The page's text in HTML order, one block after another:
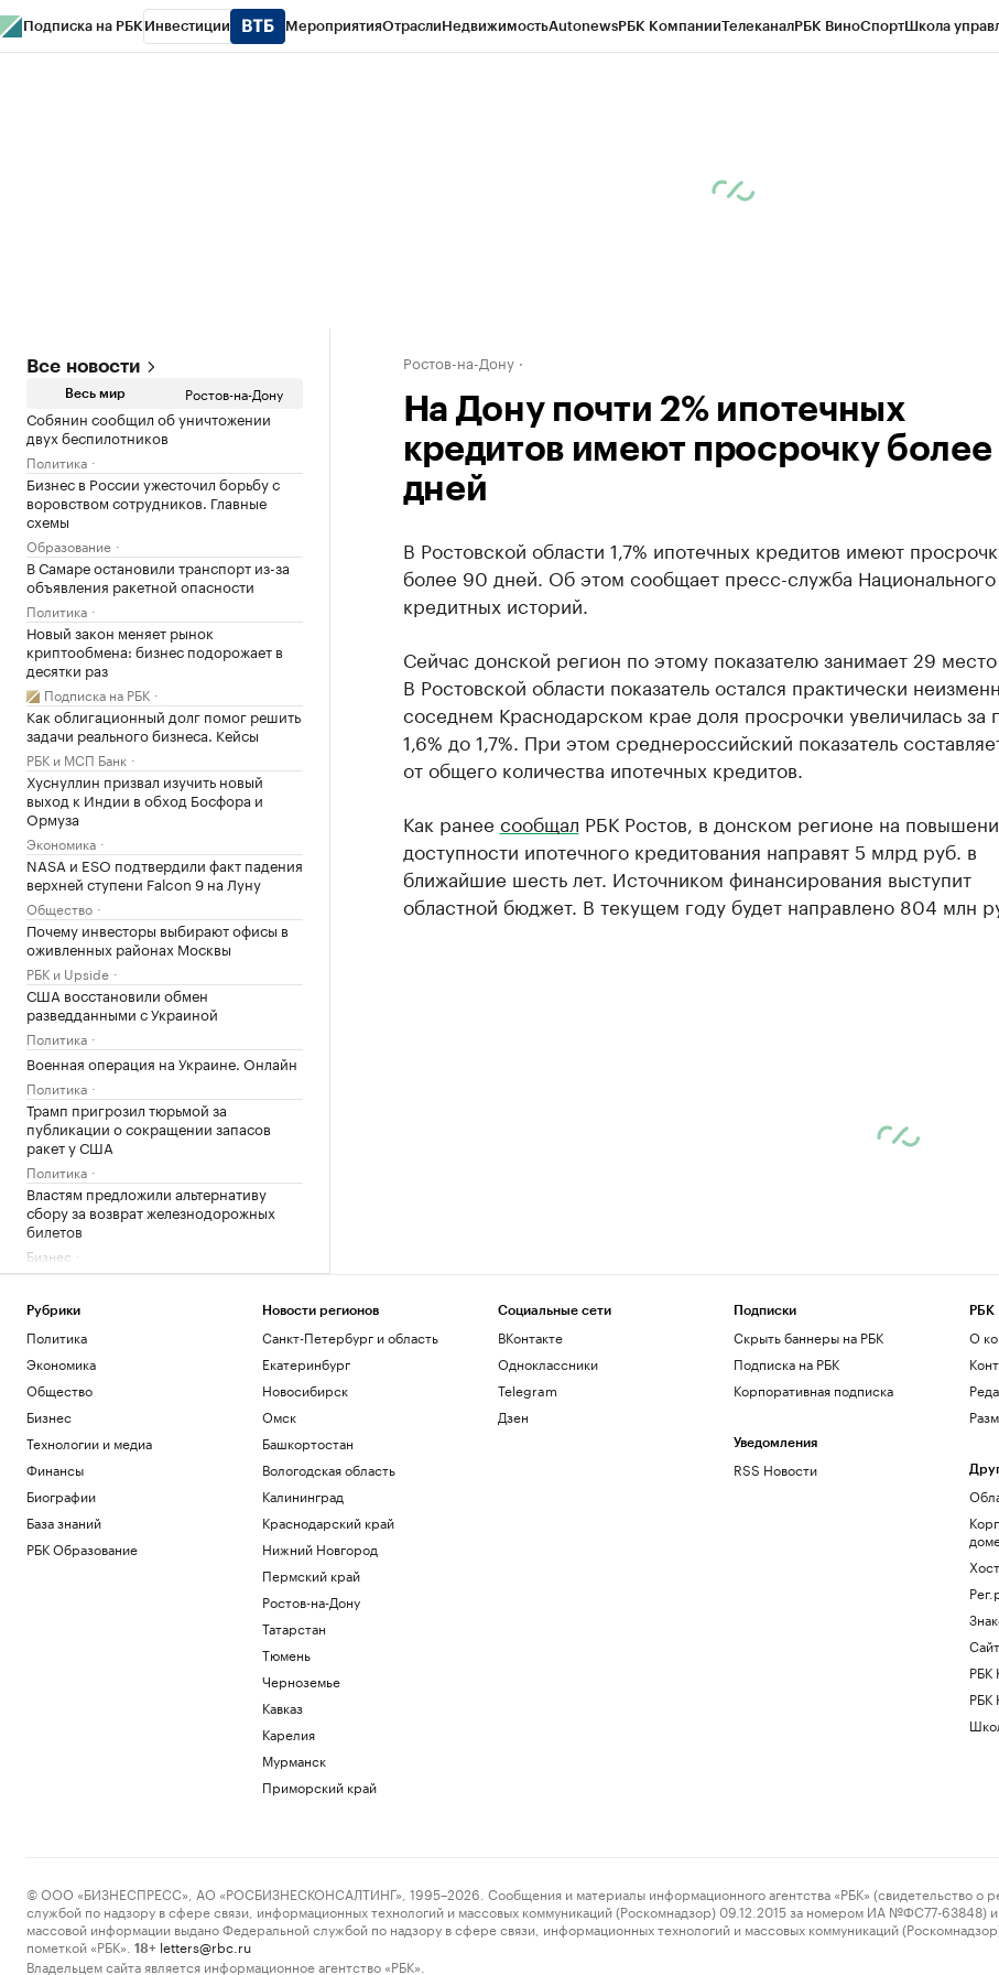
Подписка на РБК Инвестиции МероприятияОтраслиНедвижимостьAutonewsРБК КомпанииТелеканалРБК ВиноСпортШкола
Все новости
Весь мир Ростов-на-Дону
Собянин сообщил об уничтожении
двух беспилотников
Политика
Бизнес в России ужесточил борьбу с
воровством сотрудников. Главные
схемы
Образование
В Самаре остановили транспорт из-за
объявления ракетной опасности
Политика
Новый закон меняет рынок
криптообмена: бизнес подорожает в
десятки раз
Подписка на РБК
Как облигационный долг помог решить
задачи реального бизнеса. Кейсы
РБК и МСП Банк
Хуснуллин призвал изучить новый
выход к Индии в обход Босфора и
Ормуза
Экономика
NASA и ESO подтвердили факт падения
верхней ступени Falcon 9 на Луну
Общество
Почему инвесторы выбирают офисы в
оживленных районах Москвы
РБК и Upside
США восстановили обмен
разведданными с Украиной
Политика
Военная операция на Украине. Онлайн
Политика
Трамп пригрозил тюрьмой за
публикации о сокращении запасов
ракет у США
Политика
Властям предложили альтернативу
сбору за возврат железнодорожных
билетов
Бизнес
Гастрогид по Центральной России:
РБК и РСХБ
Как микробизнесу принимать оплату от
зарубежных заказчиков в 2026-м
Подписка на РБК
об «открытии» в работе с CEO
РАДИО
Бизнес
В России разработали национальный
стандарт для синтетических данных
Подписка на РБК
Причиной авиакатастрофы в США
стало испытание военными глушителя
регионами РФ уничтожили 605 БПЛА
Аналитики оценили рост спроса на
ипотеку на разные квартиры в Москве
Эксперты назвали кражу биткоина
Ростов-на-Дону
На Дону почти 2% ипотечных
кредитов имеют просрочку
дней
В Ростовской области 1,7% ипотечных кредитов имеют
более 90 дней. Об этом сообщает пресс-служба
кредитных историй.
Сейчас донской регион по этому показателю занимает 29
В Ростовской области показатель остался практически
соседнем Краснодарском крае доля просрочки увеличилась за
1,6% до 1,7%. При этом среднероссийский показатель
от общего количества ипотечных кредитов.
Как ранее сообщал РБК Ростов, в донском регионе на
доступности ипотечного кредитования направят 5 млрд руб. в
ближайшие шесть лет. Источником финансирования выступит
областной бюджет. В текущем году будет направлено 804 млн
Рубрики
Политика
Экономика
Общество
Бизнес
Технологии и медиа
Финансы
Биографии
База знаний
РБК Образование
Новости регионов
Санкт-Петербург и область
Екатеринбург
Новосибирск
Омск
Башкортостан
Вологодская область
Калининград
Краснодарский край
Нижний Новгород
Пермский край
Ростов-на-Дону
Татарстан
Тюмень
Черноземье
Кавказ
Карелия
Мурманск
Приморский край
Социальные сети
ВКонтакте
Одноклассники
Telegram
Дзен
Подписки
Скрыть баннеры на РБК
Подписка на РБК
Корпоративная подписка
Уведомления
RSS Новости
РБК
О
РБК
РБК
© ООО «БИЗНЕСПРЕСС», АО «РОСБИЗНЕСКОНСАЛТИНГ», 1995–2026. Сообщения и материалы информационного агентства «РБК» (свидетельство о
службой по надзору в сфере связи, информационных технологий и массовых коммуникаций (Роскомнадзор) 09.12.2015 за номером ИА №ФС77-63848) и
массовой информации выдано Федеральной службой по надзору в сфере связи, информационных технологий и массовых коммуникаций
пометкой «РБК».
18+ letters@rbc.ru
Владельцем сайта является информационное агентство «РБК».